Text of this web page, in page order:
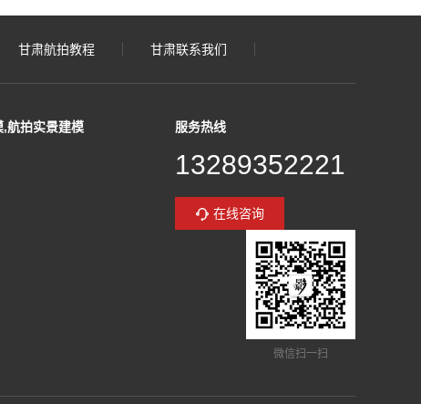
甘肃航拍教程 甘肃联系我们
,航拍实景建模 服务热线
13289352221
在线咨询
微信扫一扫